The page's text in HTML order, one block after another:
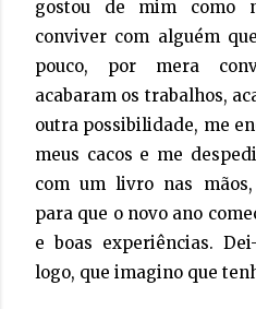
gostou de mim como
conviver com alguém
pouco, por mera
acabaram os trabalhos,
outra possibilidade, me
meus cacos e me
com um livro nas
para que o novo ano
e boas experiências.
logo, que imagino que